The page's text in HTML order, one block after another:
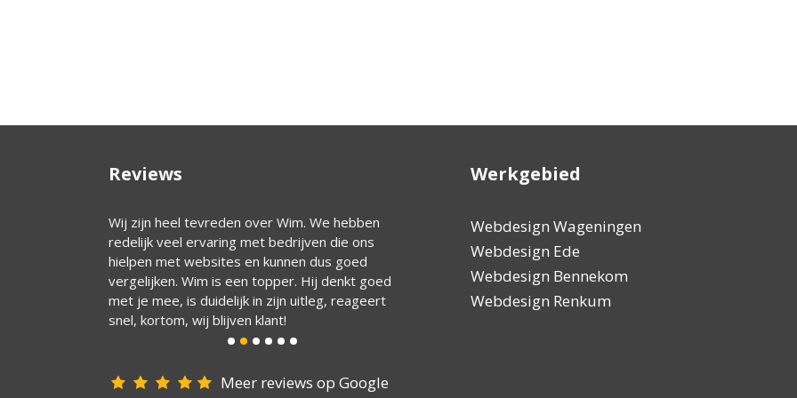
Reviews
Wij zijn heel tevreden over Wim. We hebben
redelijk veel ervaring met bedrijven die ons
hielpen met websites en kunnen dus goed
vergelijken. Wim is een topper. Hij denkt goed
met je mee, is duidelijk in zijn uitleg, reageert
snel, kortom, wij blijven klant!
Zeer goede, professionele en vriendelijke hulp.
Ook altijd heel snel met hulp, héél belangrijk!!
Ik ben
Meer reviews op Google
Werkgebied
Webdesign Wageningen
Webdesign Ede
Webdesign Bennekom
Webdesign Renkum